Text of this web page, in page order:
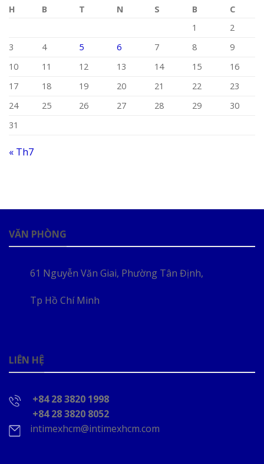
H B T N S B
C
1
2
3
4 5 6 7 8
9
10
11 12 13 14 15
16
17
18 19 20 21 22
23
24
25 26 27 28 29
30
31
« Th7
VĂN PHÒNG
61 Nguyễn Văn Giai, Phường Tân Định,
Tp Hồ Chí Minh
LIÊN HỆ
+84 28 3820 1998
+84 28 3820 8052
intimexhcm@intimexhcm.com